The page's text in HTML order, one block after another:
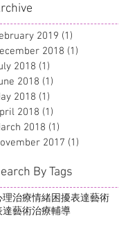
2019 (1)
2018 (1)
2018 (1)
2018 (1)
2018 (1)
2018 (1)
2018 (1)
2017 (1)
By Tags
理治療情緒困擾表達藝術
達藝術治療輔導